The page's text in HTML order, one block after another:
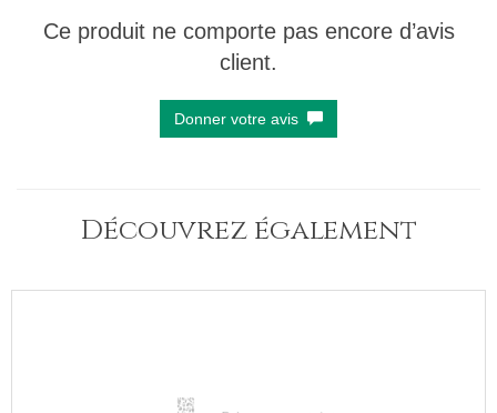
Ce produit ne comporte pas encore d’avis
client.
Donner votre avis
Découvrez également